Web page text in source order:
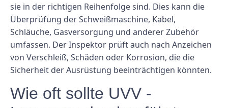
sie in der richtigen Reihenfolge sind. Dies kann die
Überprüfung der Schweißmaschine, Kabel,
Schläuche, Gasversorgung und anderer Zubehör
umfassen. Der Inspektor prüft auch nach Anzeichen
von Verschleiß, Schäden oder Korrosion, die die
Sicherheit der Ausrüstung beeinträchtigen könnten.
Wie oft sollte UVV -